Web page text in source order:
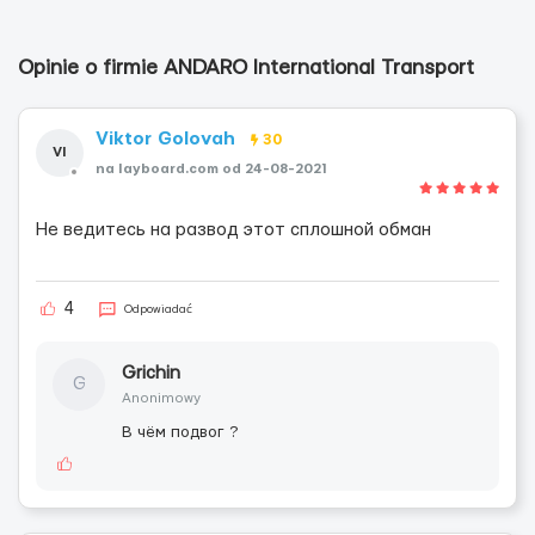
Opinie o firmie ANDARO International Transport
VI
Viktor Golovah 30
na layboard.com od 24-08-2021
Не ведитесь на развод этот сплошной обман
4 Odpowiadać
G
Grichin
Anonimowy
В чём подвог ?